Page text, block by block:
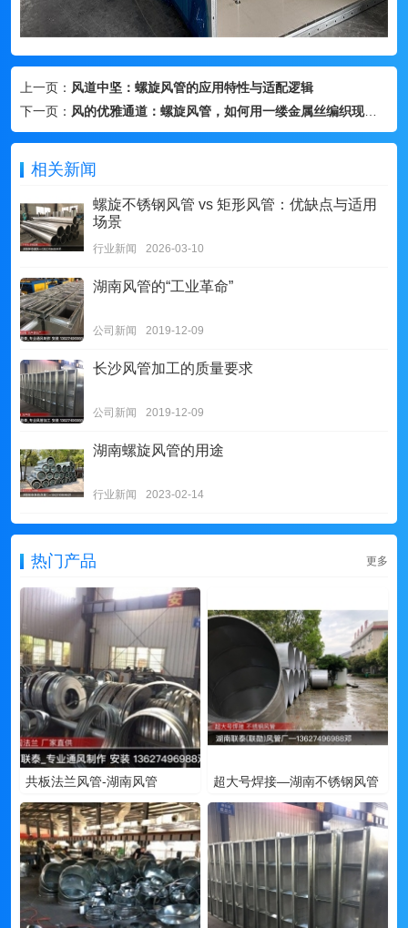
上一页： 风道中坚：螺旋风管的应用特性与适配逻辑
下一页： 风的优雅通道：螺旋风管，如何用一缕金属丝编织现代建筑的呼吸系统
相关新闻
螺旋不锈钢风管 vs 矩形风管：优缺点与适用
场景
行业新闻 2026-03-10
湖南风管的“工业革命”
公司新闻 2019-12-09
长沙风管加工的质量要求
公司新闻 2019-12-09
湖南螺旋风管的用途
行业新闻 2023-02-14
热门产品 更多
共板法兰风管-湖南风管 超大号焊接—湖南不锈钢风管